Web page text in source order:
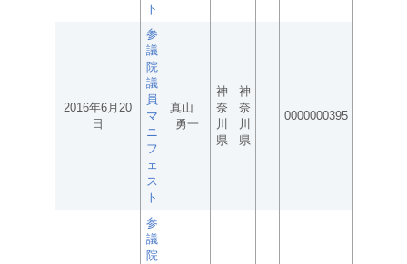
ト
2016年6月20
日
参
議
院
議
員
マ
ニ
フ
ェ
ス
ト
真山
勇一
神
奈
川
県
神
奈
川
県
0000000395
参
議
院